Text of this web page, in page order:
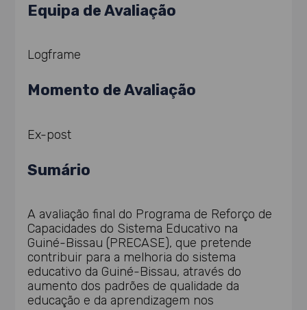
Equipa de Avaliação
Logframe
Momento de Avaliação
Ex-post
Sumário
A avaliação final do Programa de Reforço de
Capacidades do Sistema Educativo na
Guiné-Bissau (PRECASE), que pretende
contribuir para a melhoria do sistema
educativo da Guiné-Bissau, através do
aumento dos padrões de qualidade da
educação e da aprendizagem nos